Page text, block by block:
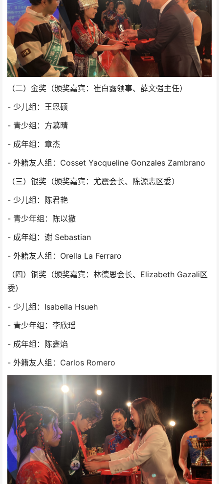
（二）金奖（颁奖嘉宾：崔白露领事、薛文强主任）
- 少儿组：王恩硕
- 青少组：方慕晴
- 成年组：章杰
- 外籍友人组：Cosset Yacqueline Gonzales Zambrano
（三）银奖（颁奖嘉宾：尤震会长、陈源志区委）
- 少儿组：陈君艳
- 青少年组：陈以撤
- 成年组：谢 Sebastian
- 外籍友人组：Orella La Ferraro
（四）铜奖（颁奖嘉宾：林德恩会长、Elizabeth Gazali区
委）
- 少儿组：Isabella Hsueh
- 青少年组：李欣瑶
- 成年组：陈鑫焰
- 外籍友人组：Carlos Romero